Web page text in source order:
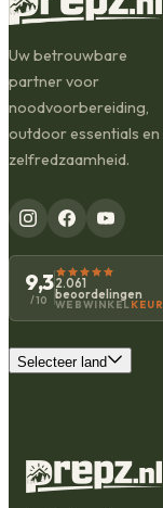
Uw betrouwbare
partner voor
noodvoorbereiding,
outdoor essentials en
zelfredzaamheid.
9,3
/10
2.061
beoordelingen
WEBWINKEL KEUR
Selecteer land